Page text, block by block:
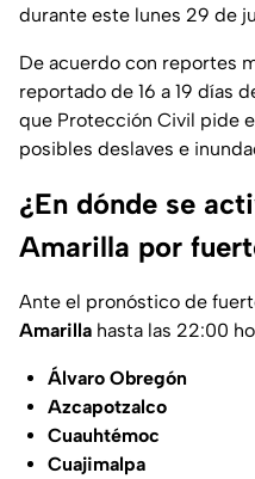
durante este lunes 29 de
De acuerdo con reportes
reportado de 16 a 19 días
que Protección Civil pide
posibles deslaves e
¿En dónde se
Amarilla por
Ante el pronóstico de
Amarilla hasta las 22:00
Álvaro Obregón
Azcapotzalco
Cuauhtémoc
Cuajimalpa